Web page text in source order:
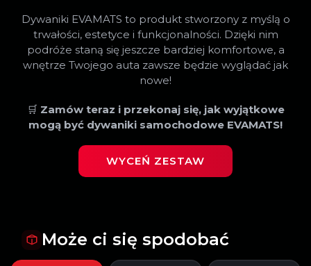
Dywaniki EVAMATS to produkt stworzony z myślą o
trwałości, estetyce i funkcjonalności. Dzięki nim
podróże staną się jeszcze bardziej komfortowe, a
wnętrze Twojego auta zawsze będzie wyglądać jak
nowe!
🛒 Zamów teraz i przekonaj się, jak wyjątkowe
mogą być dywaniki samochodowe EVAMATS!
WYCEŃ ZESTAW
Może ci się spodobać